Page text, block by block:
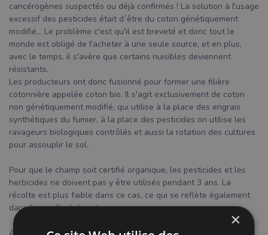
cancérogènes suspectés ou déjà confirmés ! La solution à l'usage
excessif des pesticides était d´être du coton génétiquement
modifié... Le problème c'est qu'il est breveté et donc tout le
monde est obligé de l'acheter à une seule source, et en plus,
avec le temps, il s'avère que certains nuisibles deviennent
résistants.
Les producteurs ont donc fusionné pour former une filière
cotonnière appelée coton bio. Il s'agit exclusivement de coton
non génétiquement modifié, qui utilise à la place des engrais
synthétiques du fumier, à la place des pesticides on utilise les
ravageurs biologiques contrôlés et aussi la rotation des cultures
pour assouplir le sol.
Pour que le champ soit certifié organique, les pesticides et les
herbicides ne doivent pas y être utilisés pendant 3 ans. La
récolte est plus faible dans ce cas, ce qui se reflète également
dans le prix final du coton organique.
×